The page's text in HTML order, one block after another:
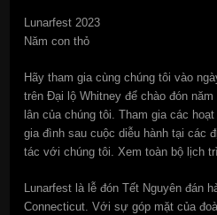
Lunarfest 2023
Năm con thỏ
Hãy tham gia cùng chúng tôi vào
trên Đại lộ Whitney để chào đón
lân của chúng tôi. Tham gia các
gia đình sau cuộc diễu hành tại các
tác với chúng tôi. Xem toàn bộ lịch
Lunarfest là lễ đón Tết Nguyên đán
Connecticut. Với sự góp mặt của